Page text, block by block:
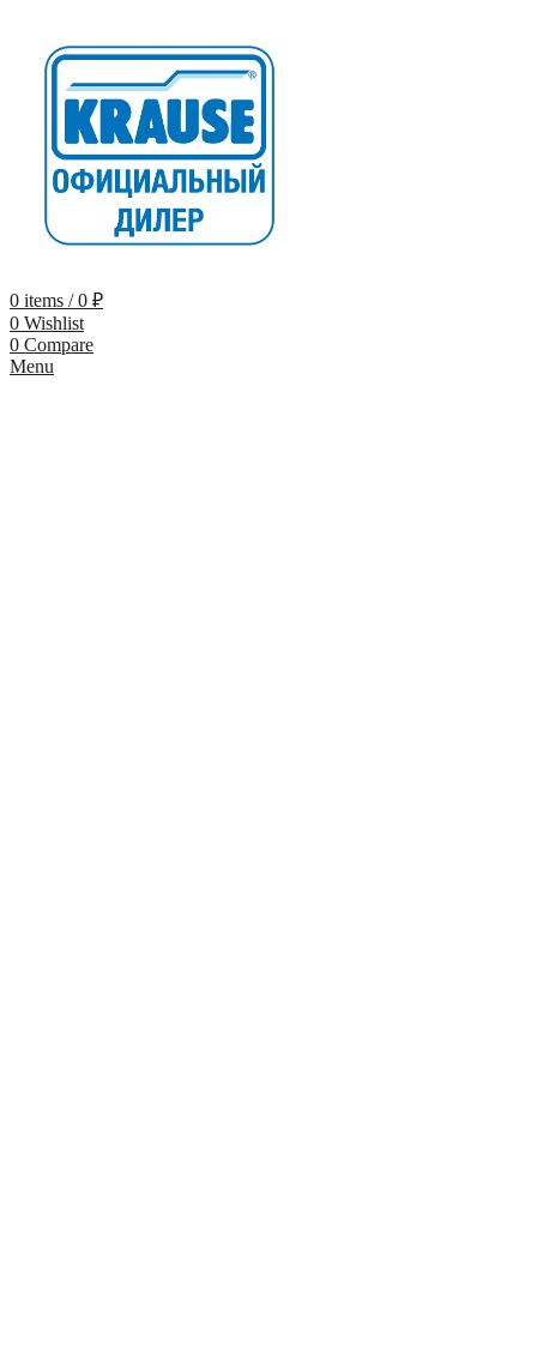
0 items / 0 ₽
0 Wishlist
0 Compare
Menu